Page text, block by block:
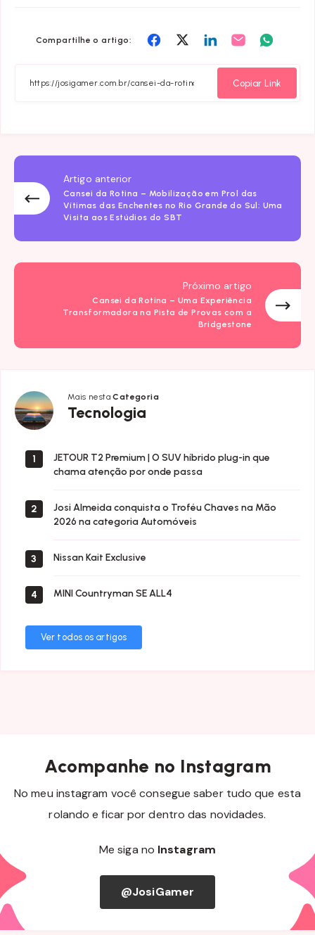
Compartilhe o artigo:
Compartilhar
Facebook
Compartilhar
Twitter
Compartilhar
Linkedin
Compartilhar
Email
Copiar Link
Artigo anterior
Cansei da Rotina – Mobilização em Prol das
Vítimas das Enchentes no Rio Grande do Sul: Uma
Visita aos Estúdios do SBT
Próximo artigo
Cansei da Rotina – Uma Experiência
Transformadora na Pista de Provas com a
Bridgestone
Mais nestaCategoria
Tecnologia
Tecnologia
1
JETOUR T2 Premium | O SUV híbrido plug-in que
chama atenção por onde passa
2
Josi Almeida conquista o Troféu Chaves na Mão
2026 na categoria Automóveis
3 Nissan Kait Exclusive
4 MINI Countryman SE ALL4
Ver todos os artigos
Acompanhe no Instagram
No meu instagram você consegue saber tudo que esta
rolando e ficar por dentro das novidades.
Me siga no Instagram
@JosiGamer